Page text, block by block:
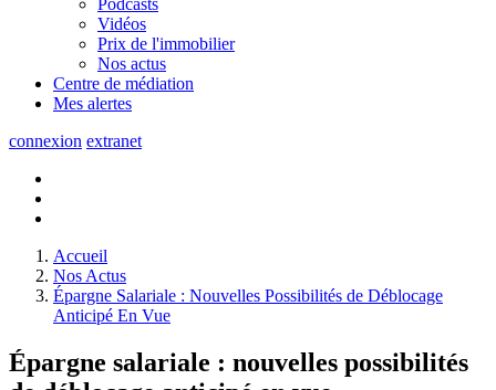
Vidéos
Prix de l'immobilier
Nos actus
Centre de médiation
Mes alertes
connexion extranet
Accueil
Nos Actus
Épargne Salariale : Nouvelles Possibilités de Déblocage
Anticipé En Vue
Épargne salariale : nouvelles possibilités